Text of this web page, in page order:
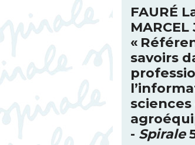
FAURÉ
MARCEL
«
savoirs
- Spirale